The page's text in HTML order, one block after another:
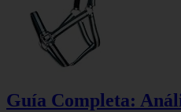
Guía Completa: